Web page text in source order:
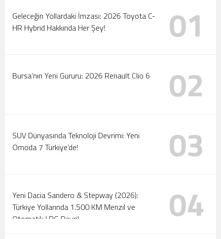
Tanıtıldı
Motorlar Marmaris’te Çalışıyor: 2026 Türkiye Ralli
Şampiyonası Başlıyor!
Geleceğin Yollardaki İmzası: 2026 Toyota C-
HR Hybrid Hakkında Her Şey!
01
Bursa’nın Yeni Gururu: 2026 Renault Clio 6 02
SUV Dünyasında Teknoloji Devrimi: Yeni
Omoda 7 Türkiye’de!
03
Yeni Dacia Sandero & Stepway (2026):
Türkiye Yollarında 1.500 KM Menzil ve
Otomatik LPG Devri!
04